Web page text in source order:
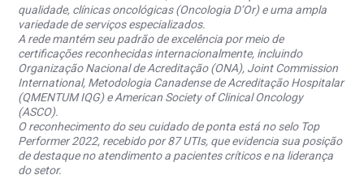
qualidade, clínicas oncológicas (Oncologia D’Or) e uma ampla
variedade de serviços especializados.
A rede mantém seu padrão de excelência por meio de
certificações reconhecidas internacionalmente, incluindo
Organização Nacional de Acreditação (ONA), Joint Commission
International, Metodologia Canadense de Acreditação Hospitalar
(QMENTUM IQG) e American Society of Clinical Oncology
(ASCO).
O reconhecimento do seu cuidado de ponta está no selo Top
Performer 2022, recebido por 87 UTIs, que evidencia sua posição
de destaque no atendimento a pacientes críticos e na liderança
do setor.